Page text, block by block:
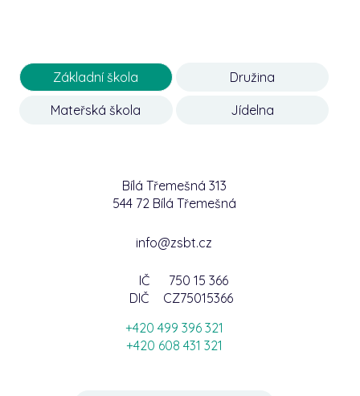
Základní škola Družina
Mateřská škola Jídelna
Bílá Třemešná 313
544 72 Bílá Třemešná
info@zsbt.cz
IČ
750 15 366
DIČ
CZ75015366
+420 499 396 321
+420 608 431 321